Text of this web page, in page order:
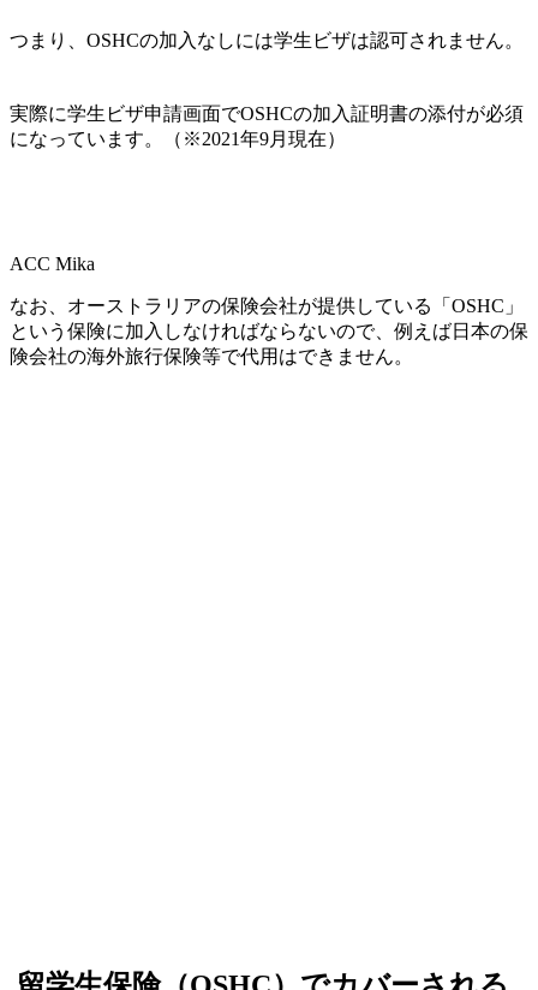
つまり、 OSHCの加入なしには学生ビザは認可されません。
実際に学生ビザ申請画面でOSHCの加入証明書の添付が必須
になっています。（※2021年9月現在）
ACC Mika
なお、 オーストラリアの保険会社が提供している「OSHC」
という保険に加入しなければならないので、例えば日本の保
険会社の海外旅行保険等で代用はできません。